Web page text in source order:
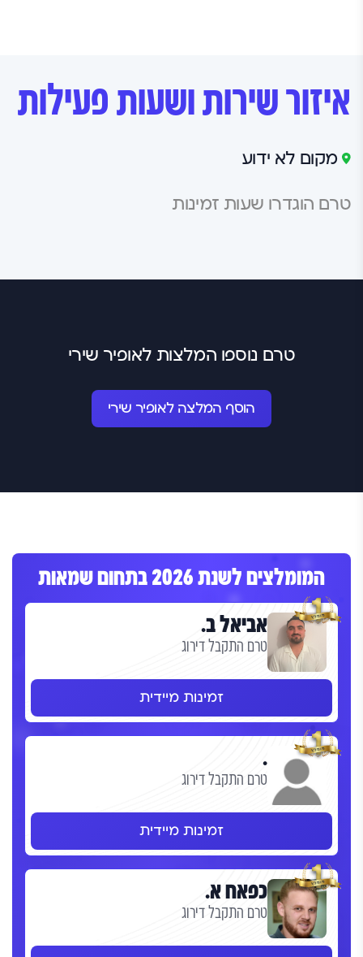
איזור שירות ושעות פעילות
מקום לא ידוע
טרם הוגדרו שעות זמינות
טרם נוספו המלצות לאופיר שירי
הוסף המלצה לאופיר שירי
המומלצים לשנת 2026 בתחום שמאות
אביאל ב.
טרם התקבל דירוג
זמינות מיידית
.
טרם התקבל דירוג
זמינות מיידית
כפאח א.
טרם התקבל דירוג